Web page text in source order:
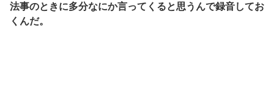
法事のときに多分なにか言ってくると思うんで録音してお
くんだ。